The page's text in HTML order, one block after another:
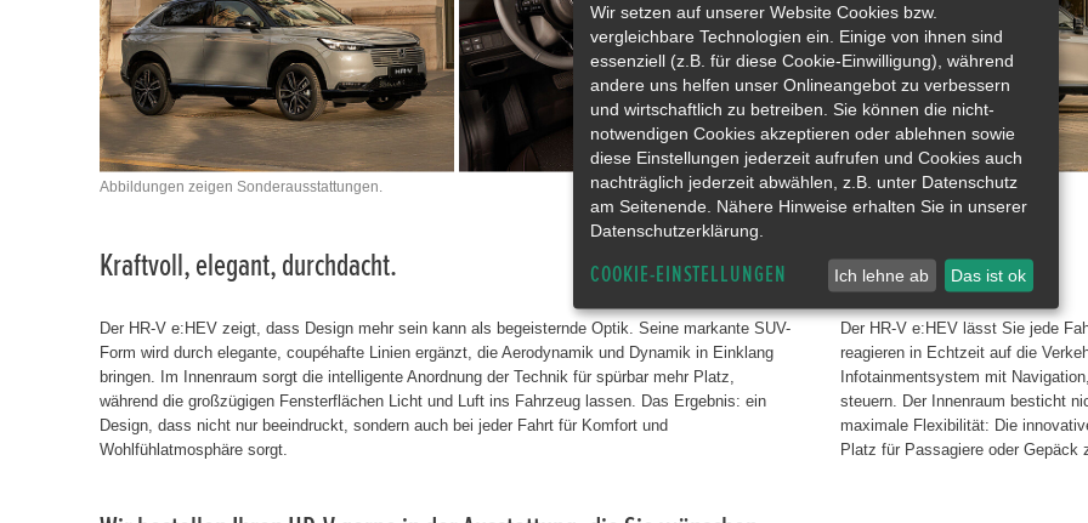
Abbildungen zeigen Sonderausstattungen.
Kraftvoll, elegant, durchdacht.
Der HR-V e:HEV zeigt, dass Design mehr sein kann als begeisternde Optik. Seine markante SUV-
Form wird durch elegante, coupéhafte Linien ergänzt, die Aerodynamik und Dynamik in Einklang
bringen. Im Innenraum sorgt die intelligente Anordnung der Technik für spürbar mehr Platz,
während die großzügigen Fensterflächen Licht und Luft ins Fahrzeug lassen. Das Ergebnis: ein
Design, dass nicht nur beeindruckt, sondern auch bei jeder Fahrt für Komfort und
Wohlfühlatmosphäre sorgt.
Intelligenter Komfort.
Der HR-V e:HEV lässt Sie jede
reagieren in Echtzeit auf die
Infotainmentsystem mit
steuern. Der Innenraum besticht
maximale Flexibilität: Die
Platz für Passagiere oder
Wir setzen auf unserer Website Cookies bzw.
vergleichbare Technologien ein. Einige von ihnen sind
essenziell (z.B. für diese Cookie-Einwilligung), während
andere uns helfen unser Onlineangebot zu verbessern
und wirtschaftlich zu betreiben. Sie können die nicht-
notwendigen Cookies akzeptieren oder ablehnen sowie
diese Einstellungen jederzeit aufrufen und Cookies auch
nachträglich jederzeit abwählen, z.B. unter Datenschutz
am Seitenende. Nähere Hinweise erhalten Sie in unserer
Datenschutzerklärung.
COOKIE-EINSTELLUNGEN Ich lehne ab Das ist ok